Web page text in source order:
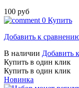
100 руб
0 Купить
Добавить к
В наличии Добавить
Купить в один клик
Купить в один клик
Новинка